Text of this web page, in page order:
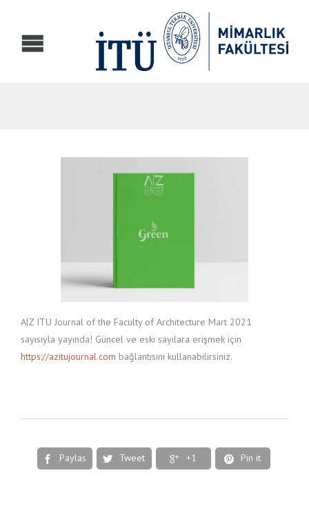
A|Z ITU Journal of the Faculty of Architecture Mart 2021
sayısıyla yayında! Güncel ve eski sayılara erişmek için
https://azitujournal.com bağlantısını kullanabilirsiniz.
 Paylas  Tweet  +1  Pin it